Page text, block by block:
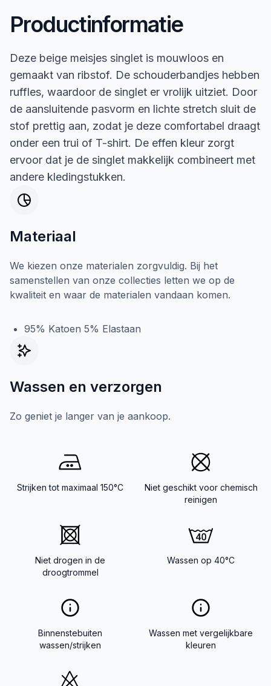
Productinformatie
Deze beige meisjes singlet is mouwloos en
gemaakt van ribstof. De schouderbandjes hebben
ruffles, waardoor de singlet er vrolijk uitziet. Door
de aansluitende pasvorm en lichte stretch sluit de
stof prettig aan, zodat je deze comfortabel draagt
onder een trui of T-shirt. De effen kleur zorgt
ervoor dat je de singlet makkelijk combineert met
andere kledingstukken.
Materiaal
We kiezen onze materialen zorgvuldig. Bij het
samenstellen van onze collecties letten we op de
kwaliteit en waar de materialen vandaan komen.
95% Katoen 5% Elastaan
Wassen en verzorgen
Zo geniet je langer van je aankoop.
Strijken tot maximaal 150°C
Niet geschikt voor chemisch
reinigen
Niet drogen in de
droogtrommel
Wassen op 40°C
Binnenstebuiten
wassen/strijken
Wassen met vergelijkbare
kleuren